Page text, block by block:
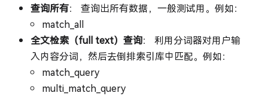
查询所有： 查询出所有数据，一般测试用。例如：
match_all
全文检索（full text）查询： 利用分词器对用户输
入内容分词，然后去倒排索引库中匹配。例如：
match_query
multi_match_query